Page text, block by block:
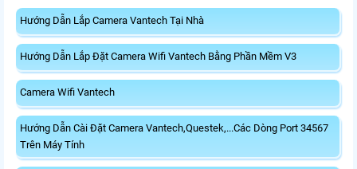
Hướng Dẫn Lắp Camera Vantech Tại Nhà
Hướng Dẫn Lắp Đặt Camera Wifi Vantech Bằng Phần Mềm V3
Camera Wifi Vantech
Hướng Dẫn Cài Đặt Camera Vantech,Questek,...Các Dòng Port 34567
Trên Máy Tính